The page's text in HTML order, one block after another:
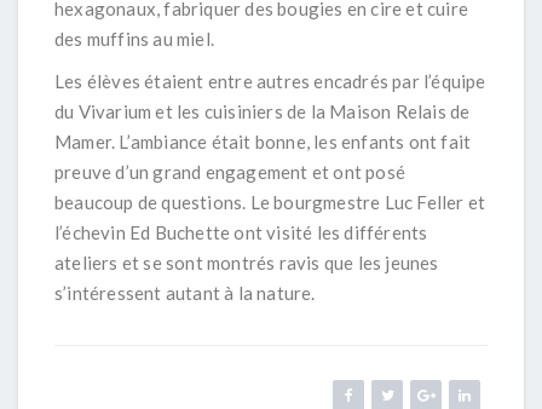
hexagonaux, fabriquer des bougies en cire et cuire
des muffins au miel.
Les élèves étaient entre autres encadrés par l’équipe
du Vivarium et les cuisiniers de la Maison Relais de
Mamer. L’ambiance était bonne, les enfants ont fait
preuve d’un grand engagement et ont posé
beaucoup de questions. Le bourgmestre Luc Feller et
l’échevin Ed Buchette ont visité les différents
ateliers et se sont montrés ravis que les jeunes
s’intéressent autant à la nature.